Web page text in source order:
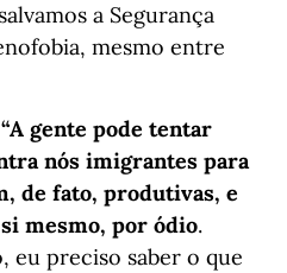
a Segurança
mesmo entre
“A gente pode tentar
nós imigrantes para
de fato, produtivas, e
mesmo, por ódio.
eu preciso saber o que